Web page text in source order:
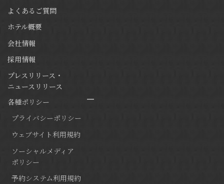
よくあるご質問
ホテル概要
会社情報
採用情報
プレスリリース・
ニュースリリース
各種ポリシー
プライバシーポリシー
ウェブサイト利用規約
ソーシャルメディア
ポリシー
予約システム利用規約